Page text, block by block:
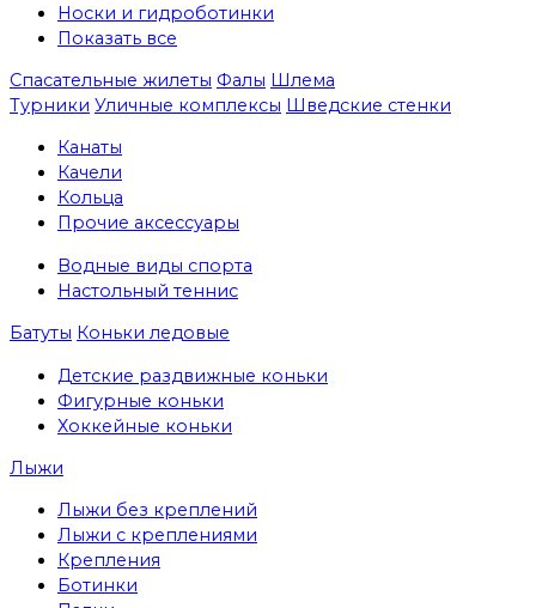
Носки и гидроботинки
Показать все
Спасательные жилеты Фалы Шлема
Турники Уличные комплексы Шведские стенки
Канаты
Качели
Кольца
Прочие аксессуары
Водные виды спорта
Настольный теннис
Батуты Коньки ледовые
Детские раздвижные коньки
Фигурные коньки
Хоккейные коньки
Лыжи
Лыжи без креплений
Лыжи с креплениями
Крепления
Ботинки